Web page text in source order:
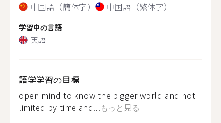
中国語（簡体字） 中国語（繁体字）
学習中の言語
英語
語学学習の目標
open mind to know the bigger world and not
limited by time and...もっと見る